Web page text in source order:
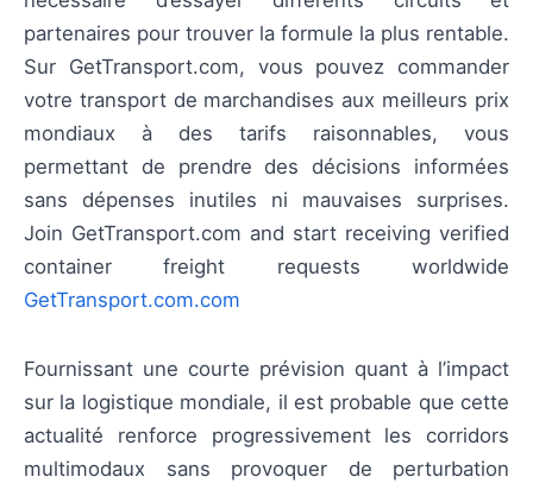
partenaires pour trouver la formule la plus rentable.
Sur GetTransport.com, vous pouvez commander
votre transport de marchandises aux meilleurs prix
mondiaux à des tarifs raisonnables, vous
permettant de prendre des décisions informées
sans dépenses inutiles ni mauvaises surprises.
Join GetTransport.com and start receiving verified
container freight requests worldwide
GetTransport.com.com
Fournissant une courte prévision quant à l’impact
sur la logistique mondiale, il est probable que cette
actualité renforce progressivement les corridors
multimodaux sans provoquer de perturbation